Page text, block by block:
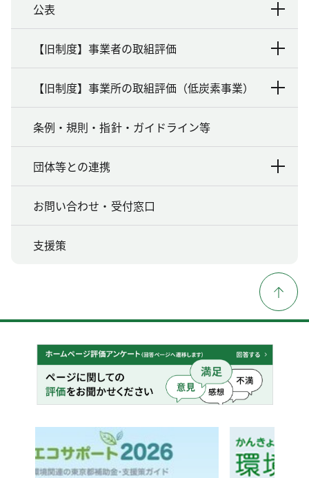
公表
【旧制度】事業者の取組評価
【旧制度】事業所の取組評価（低炭素事業）
条例・規則・指針・ガイドライン等
団体等との連携
お問い合わせ・受付窓口
支援策